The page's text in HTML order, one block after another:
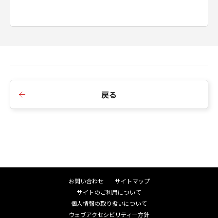
7.期間
す。お客様は、本ソフトウェアを廃棄すること
お客様が本契約のいずれかの条項に違反した場
合、キヤノンは、本契約を一方的に終了するこ
上記にかかわらず、本契約の第4項および第6項
から第10項の規定は、本契約のいかなる終了後
も有効に存続します。
戻る
お問い合わせ
サイトマップ
サイトのご利用について
個人情報の取り扱いについて
ウェブアクセシビリティ―方針